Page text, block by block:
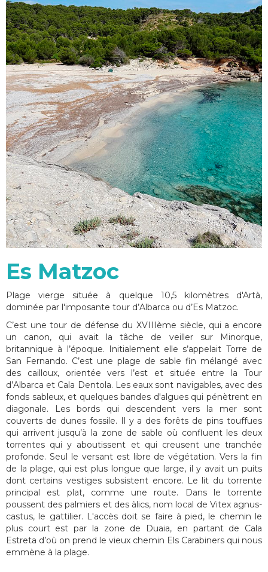
Es Matzoc
Plage vierge située à quelque 10,5 kilomètres d'Artà,
dominée par l'imposante tour d’Albarca ou d’Es Matzoc.
C’est une tour de défense du XVIIIème siècle, qui a encore
un canon, qui avait la tâche de veiller sur Minorque,
britannique à l’époque. Initialement elle s’appelait Torre de
San Fernando. C’est une plage de sable fin mélangé avec
des cailloux, orientée vers l’est et située entre la Tour
d’Albarca et Cala Dentola. Les eaux sont navigables, avec des
fonds sableux, et quelques bandes d'algues qui pénètrent en
diagonale. Les bords qui descendent vers la mer sont
couverts de dunes fossile. Il y a des forêts de pins touffues
qui arrivent jusqu’à la zone de sable où confluent les deux
torrentes qui y aboutissent et qui creusent une tranchée
profonde. Seul le versant est libre de végétation. Vers la fin
de la plage, qui est plus longue que large, il y avait un puits
dont certains vestiges subsistent encore. Le lit du torrente
principal est plat, comme une route. Dans le torrente
poussent des palmiers et des àlics, nom local de Vitex agnus-
castus, le gattilier. L'accès doit se faire à pied, le chemin le
plus court est par la zone de Duaia, en partant de Cala
Estreta d’où on prend le vieux chemin Els Carabiners qui nous
emmène à la plage.